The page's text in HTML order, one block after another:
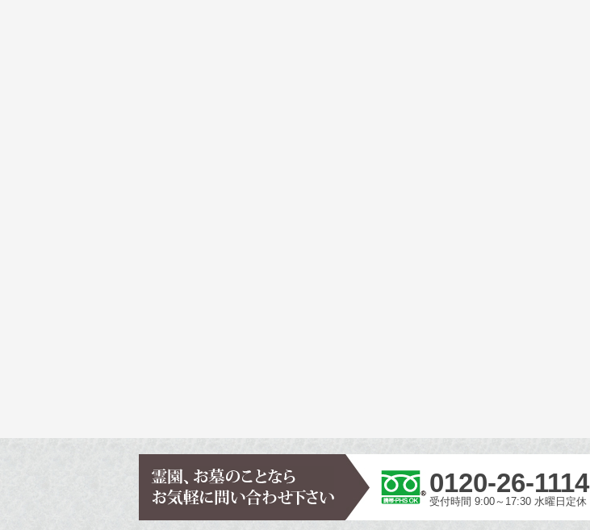
0120-26-1114
受付時間 9:00～17:30 水曜日定休